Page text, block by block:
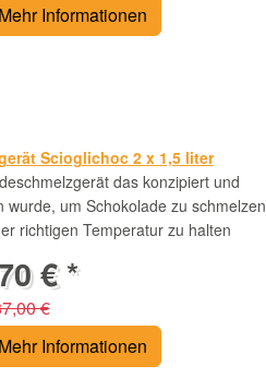
Mehr Informationen
Scioglichoc 2 x 1,5 liter
das konzipiert und
wurde, um Schokolade zu schmelzen
richtigen Temperatur zu halten
€ *
€
Mehr Informationen